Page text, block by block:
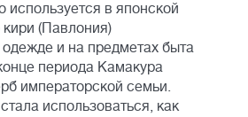
используется в японской
кири (Павлония)
и на предметах быта
периода Камакура
императорской семьи.
использоваться, как